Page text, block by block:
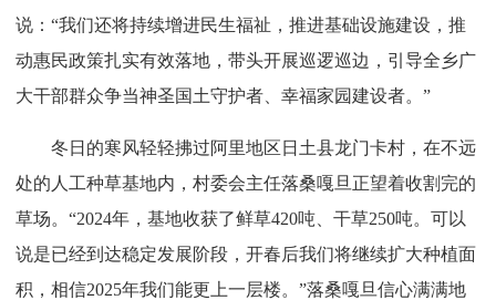
说：“我们还将持续增进民生福祉，推进基础设施建设，推
动惠民政策扎实有效落地，带头开展巡逻巡边，引导全乡广
大干部群众争当神圣国土守护者、幸福家园建设者。”
冬日的寒风轻轻拂过阿里地区日土县龙门卡村，在不远
处的人工种草基地内，村委会主任落桑嘎旦正望着收割完的
草场。“2024年，基地收获了鲜草420吨、干草250吨。可以
说是已经到达稳定发展阶段，开春后我们将继续扩大种植面
积，相信2025年我们能更上一层楼。”落桑嘎旦信心满满地